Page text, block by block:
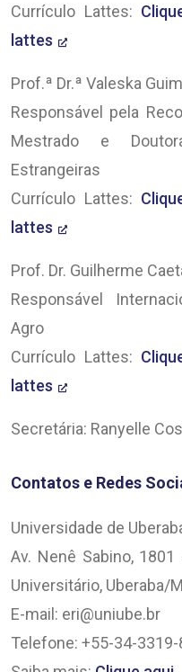
Currículo Lattes:
lattes
Prof.ª Dr.ª Valeska
Responsável pela
Mestrado e
Estrangeiras
Currículo Lattes:
lattes
Prof. Dr. Guilherme
Responsável
Agro
Currículo Lattes:
lattes
Secretária: Ranyelle
Contatos e Redes
Universidade de
Av. Nenê Sabino,
Universitário, Uberaba/
E-mail: eri@uniube.br
Telefone: +55-34-3319-